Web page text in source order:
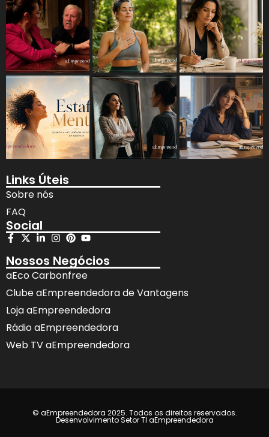
Links Úteis
Sobre nós
FAQ
Social
Nossos Negócios
aEco Carbonfree
Clube aEmpreendedora de Vantagens
Loja aEmpreendedora
Rádio aEmpreendedora
Web TV aEmpreendedora
© aEmpreendedora 2025. Todos os direitos reservados.
Desenvolvimento Setor TI aEmpreendedora